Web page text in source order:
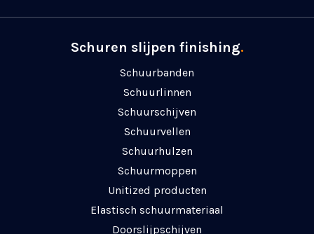
Schuren slijpen finishing.
Schuurbanden
Schuurlinnen
Schuurschijven
Schuurvellen
Schuurhulzen
Schuurmoppen
Unitized producten
Elastisch schuurmateriaal
Doorslijpschijven